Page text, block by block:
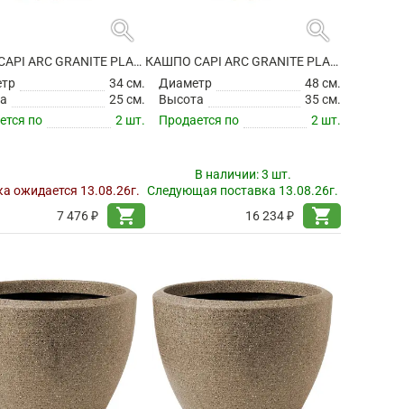
search
КАШПО CAPI ARC GRANITE PLANTER BALL WARM TAUPE
34 см.
25 см.
по
2 шт.
ожидается 13.08.26г.
7 476 ₽
shopping_cart
search
КАШПО CAPI ARC GRANITE PLANTER BALL WARM TAUPE
Диаметр
48 см.
Высота
35 см.
Продается по
2 шт.
В наличии:3 шт.
Следующая поставка 13.08.26г.
16 234 ₽
shopping_cart